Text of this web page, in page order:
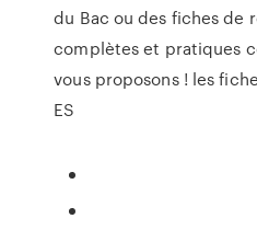
du Bac ou des fiches de
complètes et pratiques
vous proposons ! les
ES